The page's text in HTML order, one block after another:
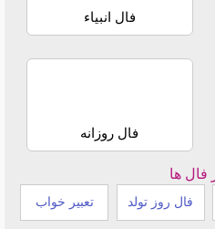
فال انبیاء
فال روزانه
فال ها
فال روز تولد تعبیر خواب